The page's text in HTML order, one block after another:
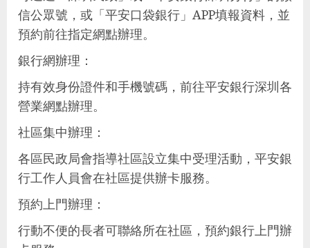
信公眾號，或「平安口袋銀行」APP填報資料，並
預約前往指定網點辦理。
銀行網辦理：
持有效身份證件和手機號碼，前往平安銀行深圳各
營業網點辦理。
社區集中辦理：
各區民政局會指導社區設立集中受理活動，平安銀
行工作人員會在社區提供辦卡服務。
預約上門辦理：
行動不便的長者可聯絡所在社區，預約銀行上門辦